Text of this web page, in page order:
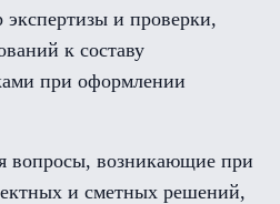
и проверки,
к составу
при оформлении
вопросы, возникающие при
и сметных решений,